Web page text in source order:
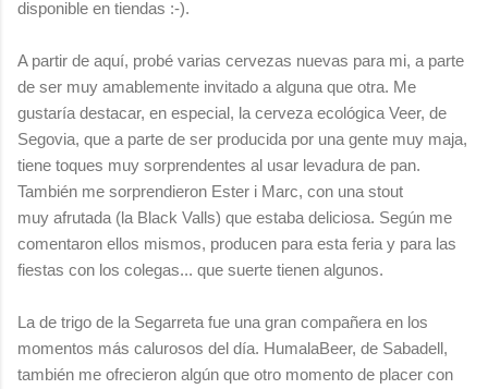
disponible en tiendas :-).
A partir de aquí, probé varias cervezas nuevas para mi, a parte
de ser muy amablemente invitado a alguna que otra. Me
gustaría destacar, en especial, la cerveza ecológica Veer, de
Segovia, que a parte de ser producida por una gente muy maja,
tiene toques muy sorprendentes al usar levadura de pan.
También me sorprendieron Ester i Marc, con una stout
muy afrutada (la Black Valls) que estaba deliciosa. Según me
comentaron ellos mismos, producen para esta feria y para las
fiestas con los colegas... que suerte tienen algunos.
La de trigo de la Segarreta fue una gran compañera en los
momentos más calurosos del día. HumalaBeer, de Sabadell,
también me ofrecieron algún que otro momento de placer con